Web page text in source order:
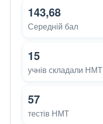
143,68
Середній бал
15
учнів складали НМТ
57
тестів НМТ